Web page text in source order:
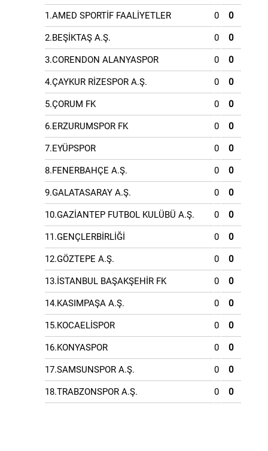
1.AMED SPORTİF FAALİYETLER 0 0
2.BEŞİKTAŞ A.Ş. 0 0
3.CORENDON ALANYASPOR 0 0
4.ÇAYKUR RİZESPOR A.Ş. 0 0
5.ÇORUM FK 0 0
6.ERZURUMSPOR FK 0 0
7.EYÜPSPOR 0 0
8.FENERBAHÇE A.Ş. 0 0
9.GALATASARAY A.Ş. 0 0
10.GAZİANTEP FUTBOL KULÜBÜ A.Ş. 0 0
11.GENÇLERBİRLİĞİ 0 0
12.GÖZTEPE A.Ş. 0 0
13.İSTANBUL BAŞAKŞEHİR FK 0 0
14.KASIMPAŞA A.Ş. 0 0
15.KOCAELİSPOR 0 0
16.KONYASPOR 0 0
17.SAMSUNSPOR A.Ş. 0 0
18.TRABZONSPOR A.Ş. 0 0